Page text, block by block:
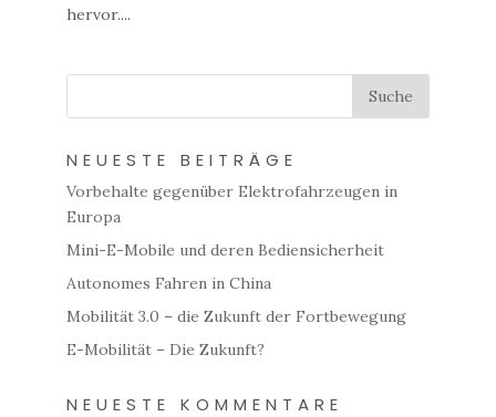
hervor....
NEUESTE BEITRÄGE
Vorbehalte gegenüber Elektrofahrzeugen in
Europa
Mini-E-Mobile und deren Bediensicherheit
Autonomes Fahren in China
Mobilität 3.0 – die Zukunft der Fortbewegung
E-Mobilität – Die Zukunft?
NEUESTE KOMMENTARE